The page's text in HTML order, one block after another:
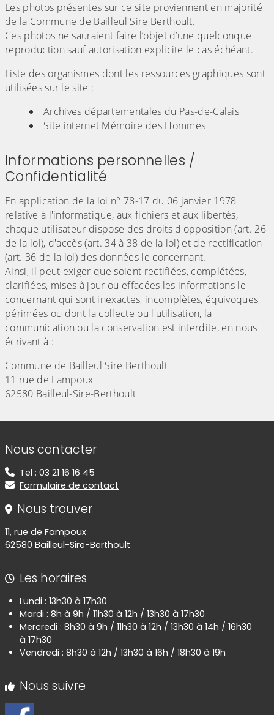
Les photos présentes sur ce site proviennent en majorité
de la Commune de Bailleul Sire Berthoult.
Ces photos ne sauraient faire l’objet d’une quelconque
reproduction sauf autorisation explicite le cas échéant.
Liste des organismes dont les ressources graphiques sont
utilisées sur le site :
Archives départementales du Pas-de-Calais
Site internet Mémoire des Hommes
Informations personnelles /
Confidentialité
En application de la loi n° 78-17 du 06 janvier 1978
relative à l'informatique, aux fichiers et aux libertés,
chaque utilisateur dispose des droits d'opposition (art. 26
de la loi), d'accès (art. 34 à 38 de la loi) et de rectification
(art. 36 de la loi) des données le concernant.
Ainsi, il peut exiger que soient rectifiées, complétées,
clarifiées, mises à jour ou effacées les informations le
concernant qui sont inexactes, incomplètes, équivoques,
périmées ou dont la collecte ou l'utilisation, la
communication ou la conservation est interdite, en nous
écrivant à :
Commune de Bailleul Sire Berthoult
11 rue de Fampoux
62580 Bailleul-Sire-Berthoult
Informations de contact
Nous contacter
Tel : 03 21 16 16 45
Formulaire de contact
Nous trouver
11, rue de Fampoux
62580 Bailleul-Sire-Berthoult
Les horaires
Lundi : 13h30 à 17h30
Mardi : 8h à 9h / 11h30 à 12h / 13h30 à 17h30
Mercredi : 8h30 à 9h / 11h30 à 12h / 13h30 à 14h / 16h30
à 17h30
Vendredi : 8h30 à 12h / 13h30 à 16h / 18h30 à 19h
Nous suivre